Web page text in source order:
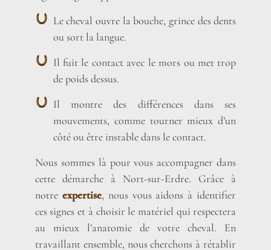
Le cheval ouvre la bouche, grince des dents
ou sort la langue.
Il fuit le contact avec le mors ou met trop
de poids dessus.
Il montre des différences dans ses
mouvements, comme tourner mieux d’un
côté ou être instable dans le contact.
Nous sommes là pour vous accompagner dans
cette démarche à Nort-sur-Erdre. Grâce à
notre expertise, nous vous aidons à identifier
ces signes et à choisir le matériel qui respectera
au mieux l’anatomie de votre cheval. En
travaillant ensemble, nous cherchons à rétablir